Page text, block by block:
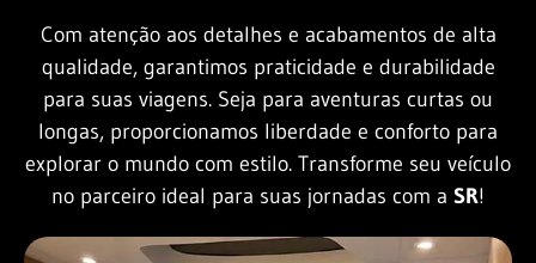
Com atenção aos detalhes e acabamentos de alta
qualidade, garantimos praticidade e durabilidade
para suas viagens. Seja para aventuras curtas ou
longas, proporcionamos liberdade e conforto para
explorar o mundo com estilo. Transforme seu veículo
no parceiro ideal para suas jornadas com a SR!